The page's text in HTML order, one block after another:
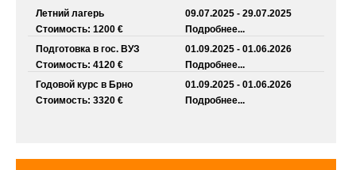
Летний лагерь
Стоимость: 1200 €
09.07.2025 - 29.07.2025
Подробнее...
Подготовка в гос. ВУЗ
Стоимость: 4120 €
01.09.2025 - 01.06.2026
Подробнее...
Годовой курс в Брно
Стоимость: 3320 €
01.09.2025 - 01.06.2026
Подробнее...